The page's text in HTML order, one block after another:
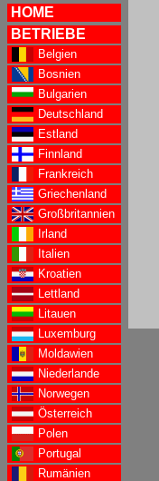
HOME
BETRIEBE
Belgien
Bosnien
Bulgarien
Deutschland
Estland
Finnland
Frankreich
Griechenland
Großbritannien
Irland
Italien
Kroatien
Lettland
Litauen
Luxemburg
Moldawien
Niederlande
Norwegen
Österreich
Polen
Portugal
Rumänien